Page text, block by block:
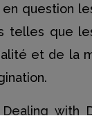
question
telles que
et de la
with